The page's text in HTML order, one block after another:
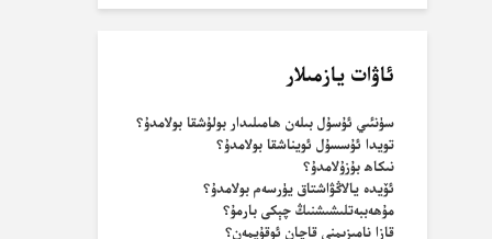
ئاۋات يازمىلار
سۈنئىي ئۇسۇل بىلەن ھامىلىدار بولۇشقا بولامدۇ؟
تويدا ئۇسسۇل ئويناشقا بولامدۇ؟
نىكاھ بۇزۇلامدۇ؟
ئۆيدە يالاڭۋاشتاق يۈرسەم بولامدۇ؟
مۇھەببەتلىشىشنىڭ چېكى بارمۇ؟
قازا نامىزىمنى قاچان ئوقۇيمەن؟